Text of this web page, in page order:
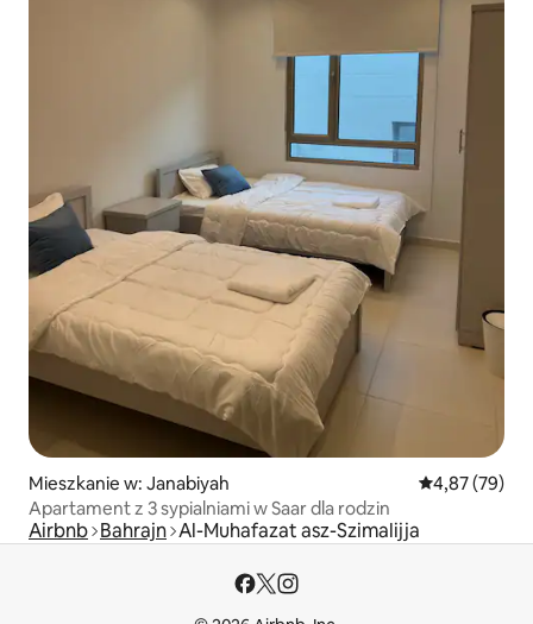
Mieszkanie w: Janabiyah Średnia
4,87 (79)
Apartament z 3 sypialniami w Saar dla rodzin
Airbnb Bahrajn Al-Muhafazat asz-Szimalijja